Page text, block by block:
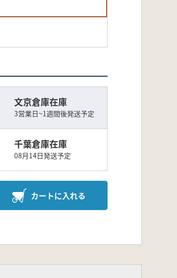
文京倉庫在庫
3営業日~1週間後発送予定
千葉倉庫在庫
08月14日発送予定
カートに入れる